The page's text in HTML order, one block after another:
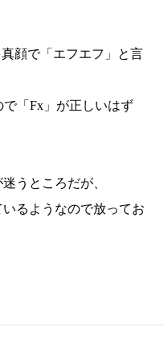
顔で「エフエフ」と言
で「Fx」が正しいはず
うところだが、
るようなので放ってお